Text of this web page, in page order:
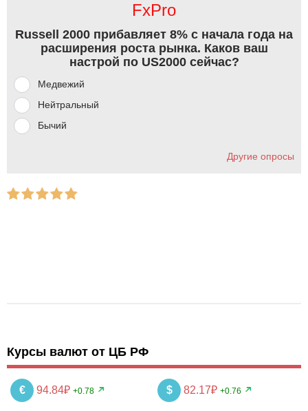
FxPro
Russell 2000 прибавляет 8% с начала года на
расширения роста рынка. Каков ваш
настрой по US2000 сейчас?
Медвежий
Нейтральный
Бычий
Другие опросы
Курсы валют от ЦБ РФ
€ 94.84₽ +0.78 $ 82.17₽ +0.76